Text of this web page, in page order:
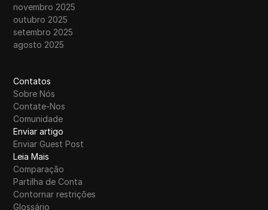
novembro 2025
outubro 2025
setembro 2025
agosto 2025
Contatos
Sobre Nós
Contate-Nos
Comunidade
Enviar artigo
Enviar Guest Post
Leia Mais
Comparação
Partilha de Conta
Contornar restrições
Glossário